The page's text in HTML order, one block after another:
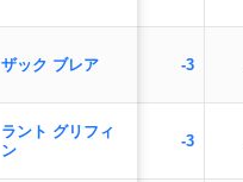
ザック ブレア
ラント グリフィ
ン
-3
-3